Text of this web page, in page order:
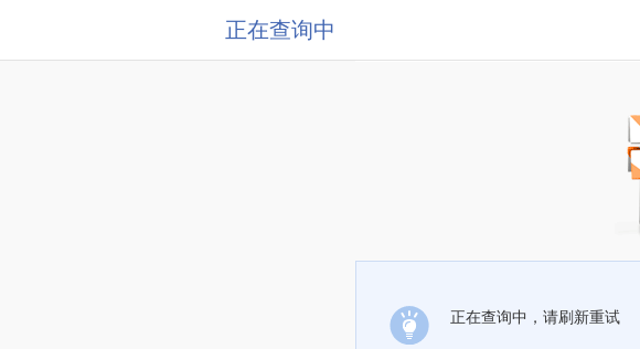
正在查询中
正在查询中，请刷新重试